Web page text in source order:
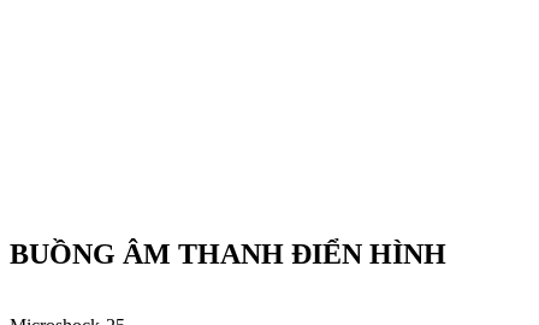
BUỒNG ÂM THANH ĐIỂN HÌNH